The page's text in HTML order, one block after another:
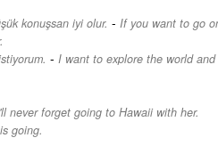
konuşsan iyi olur. - If you want to go
- I want to explore the world and
never forget going to Hawaii with her.
going.